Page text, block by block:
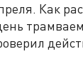
Как